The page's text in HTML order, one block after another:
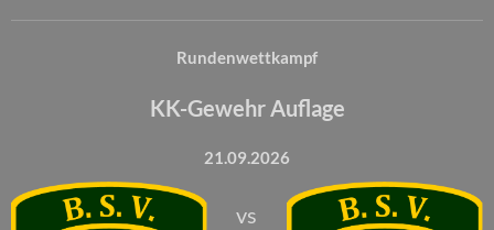
Rundenwettkampf
KK-Gewehr Auflage
21.09.2026
vs